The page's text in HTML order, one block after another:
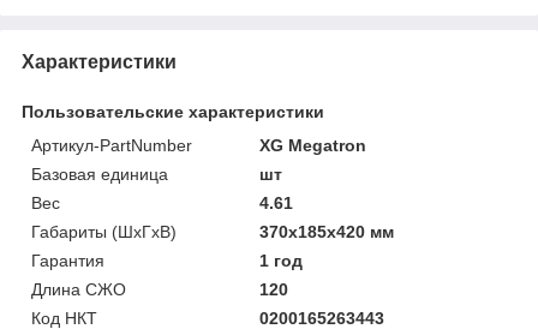
Характеристики
Пользовательские характеристики
Артикул-PartNumber
XG Megatron
Базовая единица
шт
Вес
4.61
Габариты (ШхГхВ)
370х185х420 мм
Гарантия
1 год
Длина СЖО
120
Код НКТ
0200165263443